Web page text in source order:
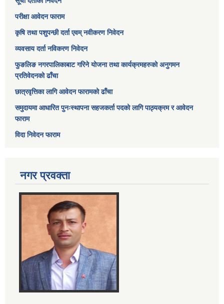
परीक्षा आवेदन फाराम
कृषि तथा पशुपन्छी दर्ता एवम् नवीकरण निवेदन
व्यवसाय दर्ता नविकरण निवेदन
फुङलिङ नगरपालिकाबाट गरिने योजना तथा कार्यक्रमहरुको अनुगमन
प्रतिवेदनको ढाँचा
छात्रवृत्तिका लागि आवेदन फारामको ढाँचा
समुदायमा आधारित पुनःस्थापना सहजकर्ता पदको लागि पाठ्यक्रम र आवेदन
फाराम
विदा निवेदन फाराम
नगर प्रवक्ता